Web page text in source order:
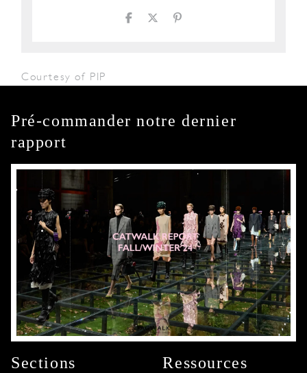
Courtesy of PIP
Pré-commander notre dernier
rapport
Sections
Ressources